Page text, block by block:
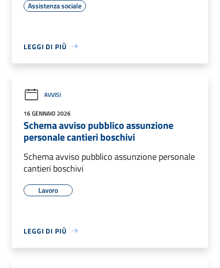
Assistenza sociale
LEGGI DI PIÙ
AVVISI
16 GENNAIO 2026
Schema avviso pubblico assunzione
personale cantieri boschivi
Schema avviso pubblico assunzione personale
cantieri boschivi
Lavoro
LEGGI DI PIÙ